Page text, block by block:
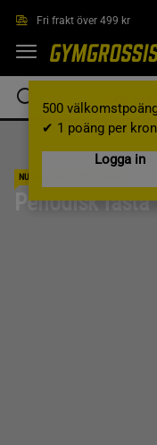
Fri frakt över 499 kr
500
✔ 1 poäng per
Logga in
NUTRITION & KOSTTILLSKOTT
Periodisk fasta